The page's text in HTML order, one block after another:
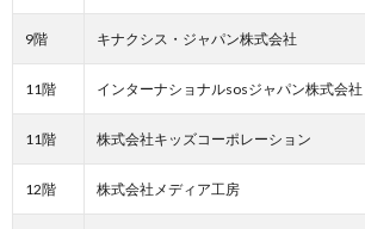
9階 キナクシス・ジャパン株式会社
11階 インターナショナルsosジャパン株式会社
11階 株式会社キッズコーポレーション
12階 株式会社メディア工房